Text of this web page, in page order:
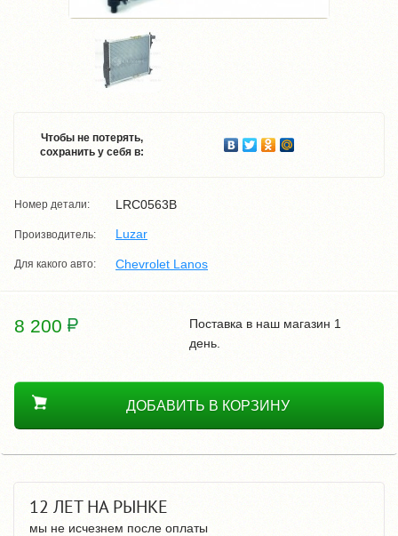
Чтобы не потерять,
сохранить у себя в:
Номер детали: LRC0563B
Производитель: Luzar
Для какого авто: Chevrolet Lanos
8 200
Поставка в наш магазин 1
день.
ДОБАВИТЬ В КОРЗИНУ
12 ЛЕТ НА РЫНКЕ
мы не исчезнем после оплаты